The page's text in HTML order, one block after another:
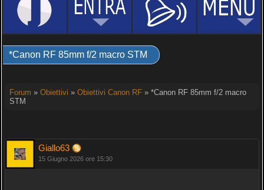
*Canon RF 85mm f/2 macro STM
Forum » Obiettivi » Obiettivi Canon RF» *Canon RF 85mm f/2 macro
STM
Giallo63
15 Giugno 2026 ore 15:30